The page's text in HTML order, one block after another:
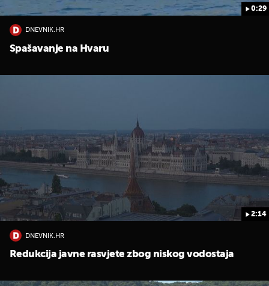
0:29
DNEVNIK.HR
Spašavanje na Hvaru
2:14
DNEVNIK.HR
Redukcija javne rasvjete zbog niskog vodostaja
UKLJUČITE NOTIFIKACIJE